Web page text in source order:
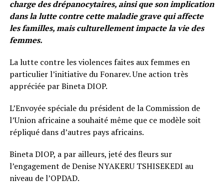
charge des drépanocytaires, ainsi que son implication
dans la lutte contre cette maladie grave qui affecte
les familles, mais culturellement impacte la vie des
femmes.
La lutte contre les violences faites aux femmes en
particulier l’initiative du Fonarev. Une action très
appréciée par Bineta DIOP.
L’Envoyée spéciale du président de la Commission de
l’Union africaine a souhaité même que ce modèle soit
répliqué dans d’autres pays africains.
Bineta DIOP, a par ailleurs, jeté des fleurs sur
l’engagement de Denise NYAKERU TSHISEKEDI au
niveau de l’OPDAD.